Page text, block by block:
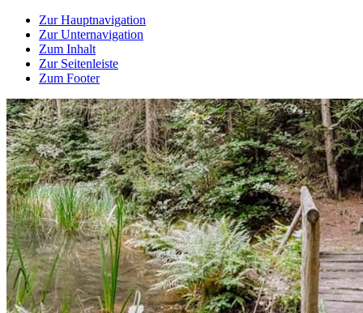
Zur Hauptnavigation
Zur Unternavigation
Zum Inhalt
Zur Seitenleiste
Zum Footer